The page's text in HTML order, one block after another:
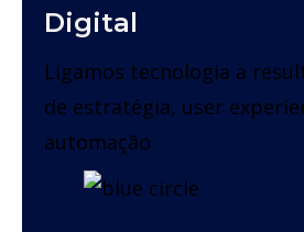
Digital
Ligamos tecnologia a
de estratégia, user
automação